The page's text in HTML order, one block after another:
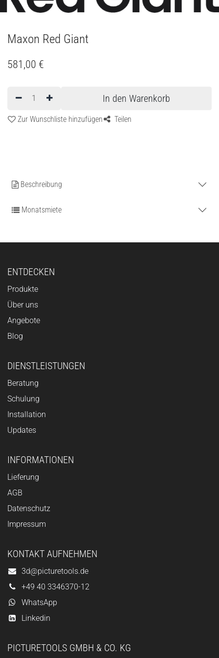
Maxon Red Giant
581,00 €
In den Warenkorb
Zur Wunschliste hinzufügen Teilen
Beschreibung
Monatsmiete
ENTDECKEN
Produkte
Über uns
Angebote
Blog
DIENSTLEISTUNGEN
Beratung
Schulung
Installation
Updates
INFORMATIONEN
Lieferung
AGB
Datenschutz
Impressum
KONTAKT AUFNEHMEN
3d@picturetools.de
+49 40 3346370-12
WhatsApp
Linkedin
PICTURETOOLS GMBH & CO. KG